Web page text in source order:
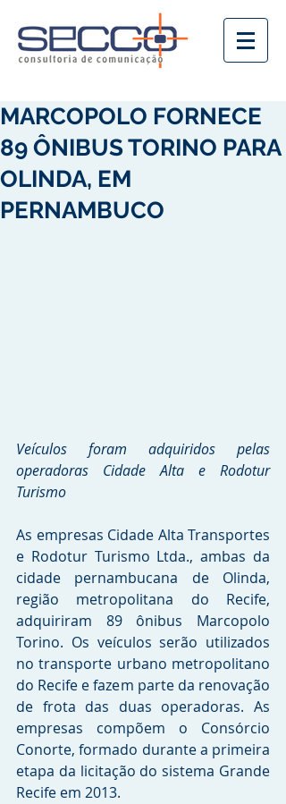
MARCOPOLO FORNECE
89 ÔNIBUS TORINO PARA
OLINDA, EM
PERNAMBUCO
Veículos foram adquiridos pelas
operadoras Cidade Alta e Rodotur
Turismo
As empresas Cidade Alta Transportes
e Rodotur Turismo Ltda., ambas da
cidade pernambucana de Olinda,
região metropolitana do Recife,
adquiriram 89 ônibus Marcopolo
Torino. Os veículos serão utilizados
no transporte urbano metropolitano
do Recife e fazem parte da renovação
de frota das duas operadoras. As
empresas compõem o Consórcio
Conorte, formado durante a primeira
etapa da licitação do sistema Grande
Recife em 2013.